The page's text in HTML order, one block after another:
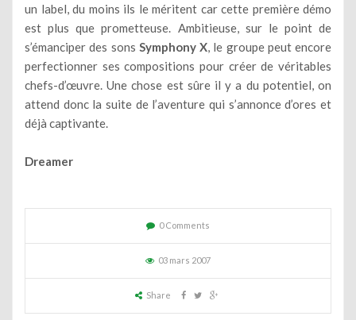
un label, du moins ils le méritent car cette première démo
est plus que prometteuse. Ambitieuse, sur le point de
s’émanciper des sons Symphony X, le groupe peut encore
perfectionner ses compositions pour créer de véritables
chefs-d’œuvre. Une chose est sûre il y a du potentiel, on
attend donc la suite de l’aventure qui s’annonce d’ores et
déjà captivante.
Dreamer
0 Comments
03 mars 2007
Share